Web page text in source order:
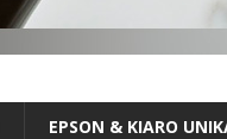
EPSON & KIARO